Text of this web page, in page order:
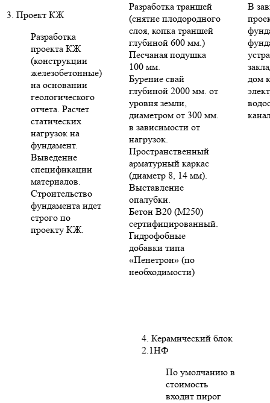
3. Проект КЖ
Разработка
проекта КЖ
(конструкции
железобетонные)
на основании
геологического
отчета. Расчет
статических
нагрузок на
фундамент.
Выведение
спецификации
материалов.
Строительство
фундамента идет
строго по
проекту КЖ.
Разработка траншей
(снятие плодородного
слоя, копка траншей
глубиной 600 мм.)
Песчаная подушка
100 мм.
Бурение свай
глубиной 2000 мм. от
уровня земли,
диаметром от 300 мм.
в зависимости от
нагрузок.
Пространственный
арматурный каркас
(диаметр 8, 14 мм).
Выставление
опалубки.
Бетон В20 (М250)
сертифицированный.
Гидрофобные
добавки типа
«Пенетрон» (по
необходимости)
В
дом
4. Керамический блок
2.1НФ
По умолчанию в
стоимость
входит пирог